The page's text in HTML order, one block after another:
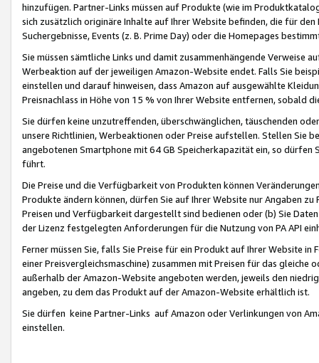
hinzufügen. Partner-Links müssen auf Produkte (wie im
sich zusätzlich originäre Inhalte auf Ihrer Website befinden, die für
Suchergebnisse, Events (z. B. Prime Day) oder die Homepages
Sie müssen sämtliche Links und damit zusammenhängende
Werbeaktion auf der jeweiligen Amazon-Website endet. Falls Sie
einstellen und darauf hinweisen, dass Amazon auf ausgewählte
Preisnachlass in Höhe von 15 % von Ihrer Website entfernen, sobald
Sie dürfen keine unzutreffenden, überschwänglichen, täuschenden
unsere Richtlinien, Werbeaktionen oder Preise aufstellen. Stellen Sie
angebotenen Smartphone mit 64 GB Speicherkapazität ein, so dürfen
führt.
Die Preise und die Verfügbarkeit von Produkten können
Produkte ändern können, dürfen Sie auf Ihrer Website nur Angaben
Preisen und Verfügbarkeit dargestellt sind bedienen oder (b) Sie
der Lizenz festgelegten Anforderungen für die Nutzung von PA API
Ferner müssen Sie, falls Sie Preise für ein Produkt auf Ihrer Website
einer Preisvergleichsmaschine) zusammen mit Preisen für das
außerhalb der Amazon-Website angeboten werden, jeweils den
angeben, zu dem das Produkt auf der Amazon-Website erhältlich ist.
Sie dürfen keine Partner-Links auf Amazon oder Verlinkungen von
einstellen.